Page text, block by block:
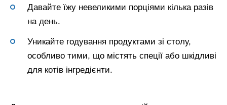
Давайте їжу невеликими порціями кілька разів
на день.
Уникайте годування продуктами зі столу,
особливо тими, що містять спеції або шкідливі
для котів інгредієнти.